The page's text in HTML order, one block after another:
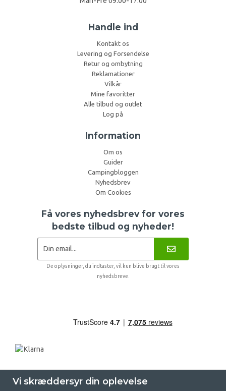
Handle ind
Kontakt os
Levering og Forsendelse
Retur og ombytning
Reklamationer
Vilkår
Mine favoritter
Alle tilbud og outlet
Log på
Information
Om os
Guider
Campingbloggen
Nyhedsbrev
Om Cookies
Få vores nyhedsbrev for vores
bedste tilbud og nyheder!
De oplysninger, du indtaster, vil kun blive brugt til vores
nyhedsbreve.
Vi skræddersyr din oplevelse